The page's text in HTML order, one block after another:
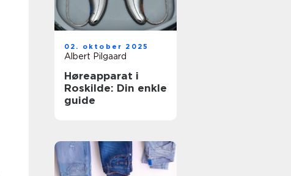
02. oktober 2025
Albert Pilgaard
Høreapparat i
Roskilde: Din enkle
guide